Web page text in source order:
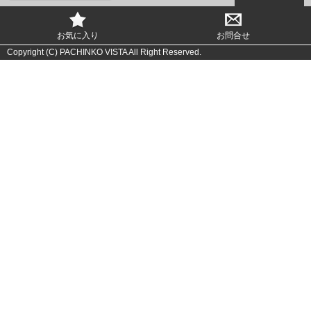
お気に入り
お問合せ
Copyright (C) PACHINKO VISTA All Right Reserved.